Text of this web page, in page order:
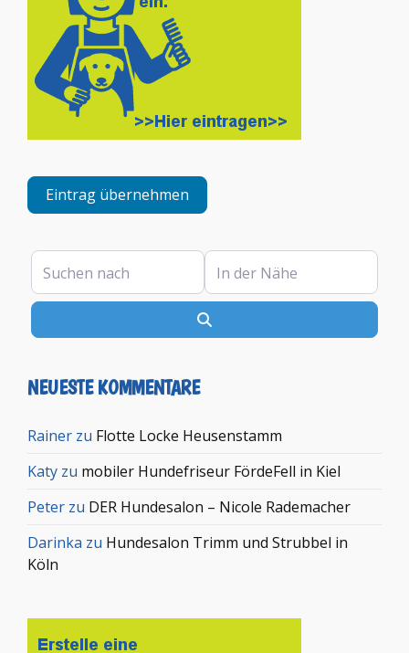
Eintrag übernehmen
Suchen nach In der Nähe
NEUESTE KOMMENTARE
Rainer zu Flotte Locke Heusenstamm
Katy zu mobiler Hundefriseur FördeFell in Kiel
Peter zu DER Hundesalon – Nicole Rademacher
Darinka zu Hundesalon Trimm und Strubbel in
Köln